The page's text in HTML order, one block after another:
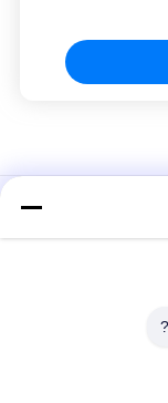
التصميم الضيق TC06 الدقة العالية الوحدة SMT اختيار ووضع آلة 6